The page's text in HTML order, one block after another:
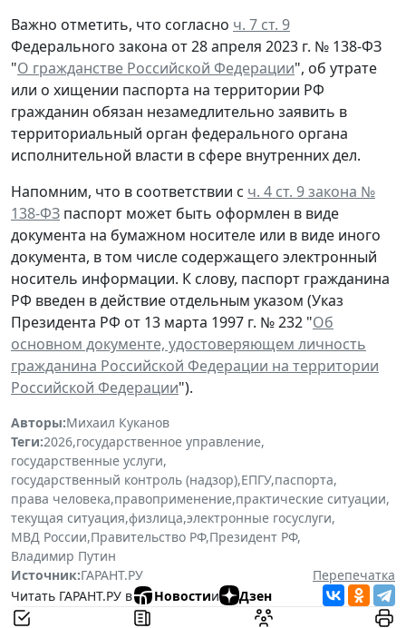
Важно отметить, что согласно ч. 7 ст. 9
Федерального закона от 28 апреля 2023 г. № 138-ФЗ
"О гражданстве Российской Федерации", об утрате
или о хищении паспорта на территории РФ
гражданин обязан незамедлительно заявить в
территориальный орган федерального органа
исполнительной власти в сфере внутренних дел.
Напомним, что в соответствии с ч. 4 ст. 9 закона №
138-ФЗ паспорт может быть оформлен в виде
документа на бумажном носителе или в виде иного
документа, в том числе содержащего электронный
носитель информации. К слову, паспорт гражданина
РФ введен в действие отдельным указом (Указ
Президента РФ от 13 марта 1997 г. № 232 "Об
основном документе, удостоверяющем личность
гражданина Российской Федерации на территории
Российской Федерации").
Авторы:Михаил Куканов
Теги:2026,государственное управление,
государственные услуги,
государственный контроль (надзор),ЕПГУ,паспорта,
права человека,правоприменение,практические ситуации,
текущая ситуация,физлица,электронные госуслуги,
МВД России,Правительство РФ,Президент РФ,
Владимир Путин
Источник:ГАРАНТ.РУ
Перепечатка
Читать ГАРАНТ.РУ в
Новостии Дзен